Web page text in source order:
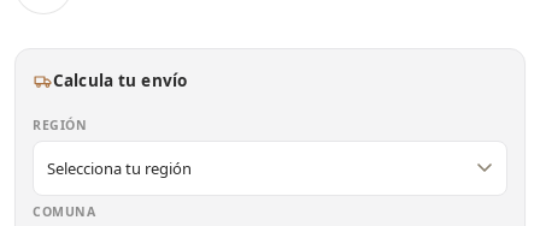
Calcula tu envío
REGIÓN
COMUNA